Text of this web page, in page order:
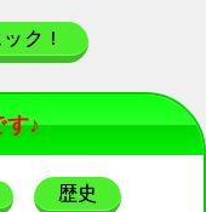
ク！
す♪
歴史